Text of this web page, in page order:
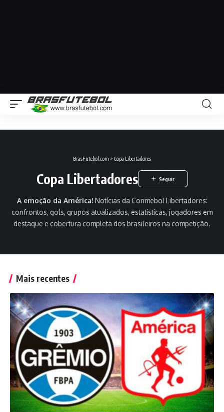
BrasFutebol.com > Copa Libertadores
Copa Libertadores
A emoção da América! Notícias da Conmebol Libertadores:
confrontos, gols, grupos atualizados, estatísticas, jogadores em
destaque e cobertura completa dos brasileiros na competição.
Mais recentes